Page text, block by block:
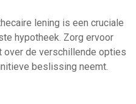
lening is een cruciale
hypotheek. Zorg ervoor
over de verschillende opties
beslissing neemt.